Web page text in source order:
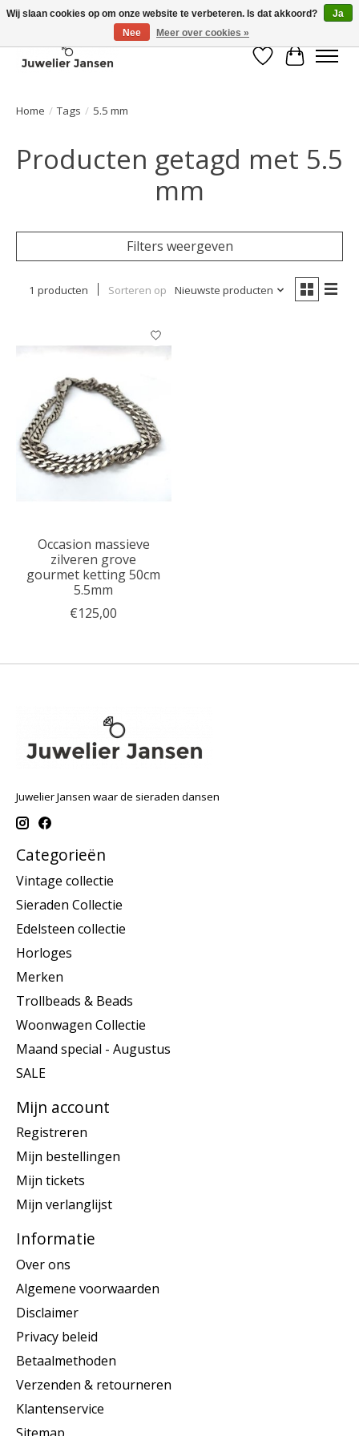
Verlanglijst
Home / Tags / 5.5 mm
Producten getagd met 5.5
mm
Filters weergeven
1 producten Sorteren op Nieuwste producten
Occasion massieve
zilveren grove
gourmet ketting 50cm
5.5mm
€125,00
Juwelier Jansen waar de sieraden dansen
Categorieën
Vintage collectie
Sieraden Collectie
Edelsteen collectie
Horloges
Merken
Trollbeads & Beads
Woonwagen Collectie
Maand special - Augustus
SALE
Mijn account
Registreren
Mijn bestellingen
Mijn tickets
Mijn verlanglijst
Informatie
Over ons
Algemene voorwaarden
Disclaimer
Privacy beleid
Betaalmethoden
Verzenden & retourneren
Klantenservice
Wij slaan cookies op om onze website te verbeteren. Is dat akkoord?
Ja
Nee
Meer over cookies »